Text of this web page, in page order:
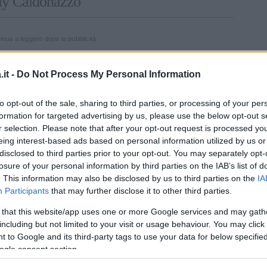
- Do Not Process My Personal Information
opt-out of the sale, sharing to third parties, or processing of your
for targeted advertising by us, please use the below opt-out
selection. Please note that after your opt-out request is processed
interest-based ads based on personal information utilized by us
to third parties prior to your opt-out. You may separately
of your personal information by third parties on the IAB’s list of
This information may also be disclosed by us to third parties on the
Participants that may further disclose it to other third parties.
that this website/app uses one or more Google services and may
but not limited to your visit or usage behaviour. You may
to Google and its third-party tags to use your data for below
consent section.
una
la furiosalite, Katia ha preso un pezzo di
questa‘ (con l’intento di invitarla a
le harisposto: “ Io devo mangiare la carne?
tanto hai sempre fame”;la cantante, poi,
conSoleil SorgeeManila Nazzaro.
così ti ingressi ancora’. Ci rendiamo
se fossi come te mi sparerei subito fidati’.
verità io sono felice della mia faccia, del
“. Subito, le due hanno provato a farla